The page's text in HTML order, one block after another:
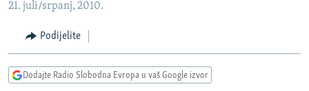
navigaciju
Pređite
pretragu
CRNA GORA
VIZUELNO
FOTOGALERIJE
PODCASTI
RAT U UKRAJINI
21. juli/srpanj, 2010.
Podijelite
Dodajte Radio Slobodna Evropa u vaš Google izvor